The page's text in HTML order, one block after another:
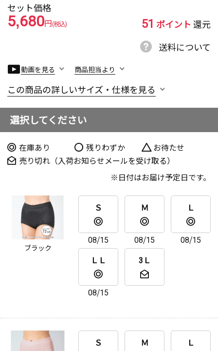
セット価格
5,680円(税込) 51 ポイント 還元
送料について
動画を見る 商品担当より
この商品の詳しいサイズ・仕様を見る
選択してください
在庫あり 残りわずか
お待たせ
売り切れ（入荷お知らせメールを受け取る）
日付はお届け予定日です。
ブラック
Ｓ
08/15
Ｍ
08/15
Ｌ
08/15
ＬＬ
08/15
3Ｌ
Ｓ Ｍ Ｌ